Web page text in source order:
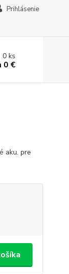
Prihlásenie
0ks
0 €
aku. pre